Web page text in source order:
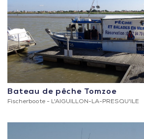
Bateau de pêche Tomzoe
Fischerboote - L'AIGUILLON-LA-PRESQU'ILE